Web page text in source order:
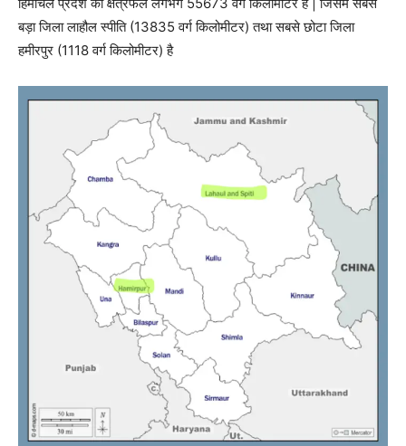
हिमाचल प्रदेश का क्षेत्रफल लगभग 55673 वर्ग किलोमीटर है | जिसमे सबसे
बड़ा जिला लाहौल स्पीति (13835 वर्ग किलोमीटर) तथा सबसे छोटा जिला
हमीरपुर (1118 वर्ग किलोमीटर) है